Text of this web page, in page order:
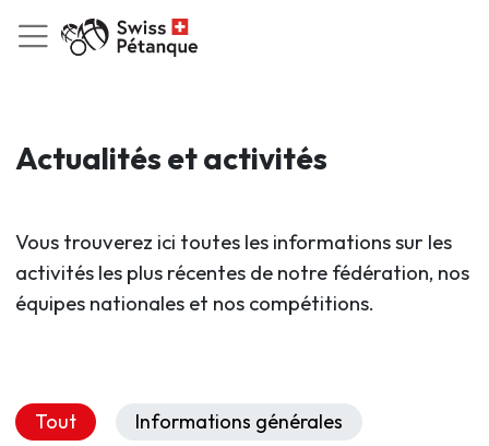
Actualités et activités
Vous trouverez ici toutes les informations sur les
activités les plus récentes de notre fédération, nos
équipes nationales et nos compétitions.
Tout
Informations générales